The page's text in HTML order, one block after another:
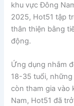
khu vực Đông
2025, Hot51 tập
thân thiện bằng
động.
Ứng dụng nhắm
18-35 tuổi,
còn tham gia vào
Nam, Hot51 đã